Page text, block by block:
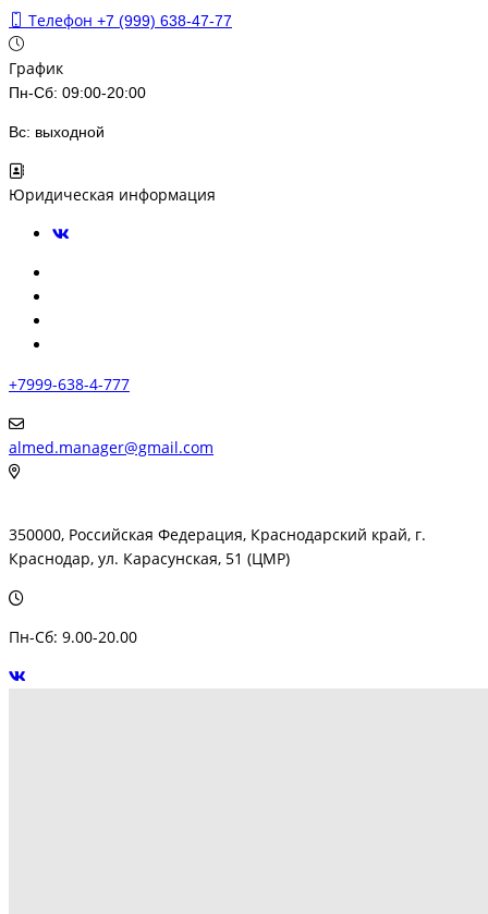
Телефон +7 (999) 638-47-77
График
Пн-Сб: 09:00-20:00
Вс: выходной
Юридическая информация
+7999-638-4-777
almed.manager@gmail.com
350000, Российская Федерация, Краснодарский край, г.
Краснодар, ул. Карасунская, 51 (ЦМР)
Пн-Сб: 9.00-20.00